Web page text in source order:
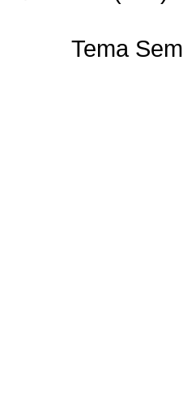
Tema